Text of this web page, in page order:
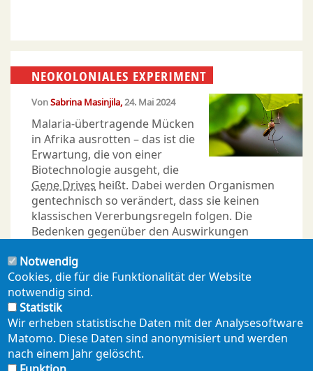
NEOKOLONIALES EXPERIMENT
VonSabrina Masinjila 24. Mai 2024
Malaria-übertragende Mücken
in Afrika ausrotten – das ist die
Erwartung, die von einer
Biotechnologie ausgeht, die
Gene Drives heißt. Dabei werden Organismen
gentechnisch so verändert, dass sie keinen
klassischen Vererbungsregeln folgen. Die
Bedenken gegenüber den Auswirkungen
Technologie werden immer lauter und
dennoch wird die Forschung in Afrika
kontinuierlich fortgesetzt.
Notwendig
Cookies, die für die Funktionalität der Website
notwendig sind.
Statistik
Wir erheben statistische Daten mit der Analysesoftware
Matomo. Diese Daten sind anonymisiert und werden
nach einem Jahr gelöscht.